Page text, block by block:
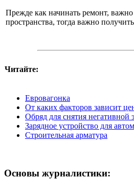
Прежде как начинать ремонт,
пространства, тогда важно
Читайте:
Евровагонка
От каких факторов зависит
Обряд для снятия негативной
Зарядное устройство для
Строительная арматура
Основы журналистики: